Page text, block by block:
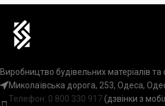
Виробництво будівельних матеріалів
Миколаївська дорога, 253, Одеса,
Телефон: 0 800 330 917(дзвінки з